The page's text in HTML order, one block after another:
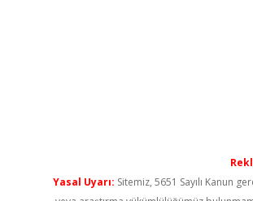
Yasal Uyarı: Sitemiz, 5651 Sayılı Kanun